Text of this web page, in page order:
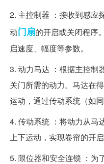
2. 主控制器 ：接收到感应
动门扇的开启或关闭程序
启速度、幅度等参数。
3. 动力马达 ：根据主控制
关门所需的动力。马达在
运动，通过传动系统（如
4. 传动系统 ：将动力从马
上下运动，实现卷帘的开启
5. 限位器和安全连锁 ：为